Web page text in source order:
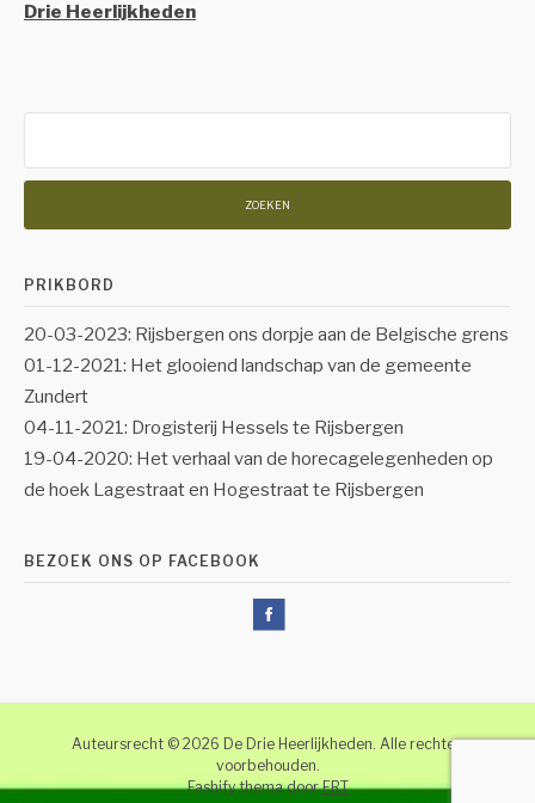
Drie Heerlijkheden
PRIKBORD
20-03-2023: Rijsbergen ons dorpje aan de Belgische grens
01-12-2021: Het glooiend landschap van de gemeente
Zundert
04-11-2021: Drogisterij Hessels te Rijsbergen
19-04-2020: Het verhaal van de horecagelegenheden op
de hoek Lagestraat en Hogestraat te Rijsbergen
BEZOEK ONS OP FACEBOOK
Auteursrecht © 2026 De Drie Heerlijkheden. Alle rechten
voorbehouden.
Fashify thema doorFRT